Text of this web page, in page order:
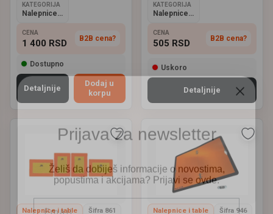
KATEGORIJA
Nalepnice i table
CENA
1 400 RSD B2B cena?
Dostupno
Detaljnije
Dodaj u
korpu
KATEGORIJA
Nalepnice i table
CENA
505 RSD B2B cena?
Uskoro
Detaljnije
Nalepnice i table Šifra 861 Nalepnice i table Šifra 946
Želiš da dobiješ informacije o novostima,
popustima i akcijama? Prijavi se ovde.
Email